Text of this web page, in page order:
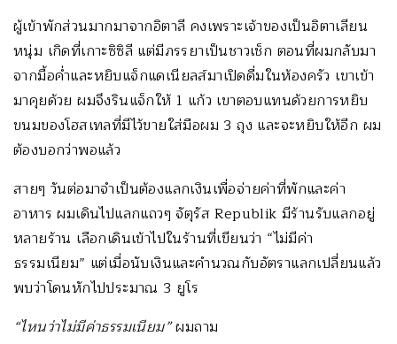
ผู้เข้าพักส่วนมากมาจากอิตาลี คงเพราะเจ้าของเป็นอิตาเลียน
หนุ่ม เกิดที่เกาะซิซิลี แต่มีภรรยาเป็นชาวเช็ก ตอนที่ผมกลับมา
จากมื้อค่ำและหยิบแจ็กแดเนียลส์มาเปิดดื่มในห้องครัว เขาเข้า
มาคุยด้วย ผมจึงรินแจ็กให้ 1 แก้ว เขาตอบแทนด้วยการหยิบ
ขนมของโฮสเทลที่มีไว้ขายใส่มือผม 3 ถุง และจะหยิบให้อีก ผม
ต้องบอกว่าพอแล้ว
สายๆ วันต่อมาจำเป็นต้องแลกเงินเพื่อจ่ายค่าที่พักและค่า
อาหาร ผมเดินไปแลกแถวๆ จัตุรัส Republik มีร้านรับแลกอยู่
หลายร้าน เลือกเดินเข้าไปในร้านที่เขียนว่า “ไม่มีค่า
ธรรมเนียม” แต่เมื่อนับเงินและคำนวณกับอัตราแลกเปลี่ยนแล้ว
พบว่าโดนหักไปประมาณ 3 ยูโร
“ไหนว่าไม่มีค่าธรรมเนียม”ผมถาม